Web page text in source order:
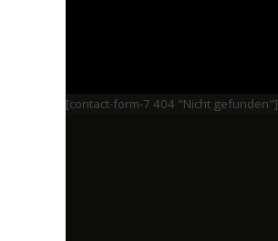
[contact-form-7 404 "Nicht gefunden"]